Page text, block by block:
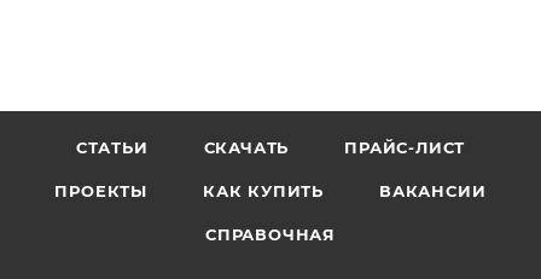
СТАТЬИ СКАЧАТЬ ПРАЙС-ЛИСТ
ПРОЕКТЫ КАК КУПИТЬ ВАКАНСИИ
СПРАВОЧНАЯ